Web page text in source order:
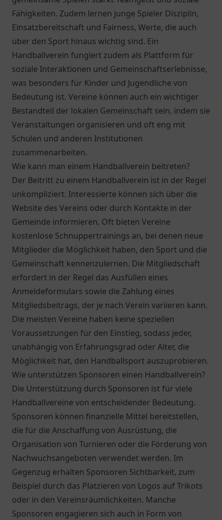
Fähigkeiten. Zudem lernen junge Spieler Disziplin,
Einsatzbereitschaft und Fairness, Werte, die auch
über den Sport hinaus wichtig sind. Ein
Handballverein fungiert zudem als Plattform für
soziale Interaktionen und Gemeinschaftserlebnisse,
was besonders für Kinder und Jugendliche von
Bedeutung ist. Vereine können auch ein wichtiger
Bestandteil der lokalen Gemeinschaft sein, indem sie
Veranstaltungen organisieren und oft eng mit
Schulen und anderen Institutionen
zusammenarbeiten.
Wie kann man einem Handballverein beitreten?
Der Beitritt zu einem Handballverein ist in der Regel
unkompliziert. Interessierte können sich über die
Website des Vereins oder durch Kontakte in der
Gemeinde informieren. Oft bieten Vereine
kostenlose Schnuppertrainings an, bei denen neue
Mitglieder die Möglichkeit haben, den Sport und die
Gemeinschaft kennenzulernen. Die Mitgliedschaft
erfordert in der Regel das Ausfüllen eines
Anmeldeformulars sowie die Zahlung eines
Mitgliedsbeitrags, der je nach Verein variieren kann.
Die meisten Vereine haben keine speziellen
Voraussetzungen für den Einstieg, sodass jeder,
unabhängig von Erfahrungsgrad oder Alter, die
Möglichkeit hat, den Handballsport auszuprobieren.
Wie unterstützen Sponsoren einen Handballverein?
Die Unterstützung durch Sponsoren ist für viele
Handballvereine von entscheidender Bedeutung.
Sponsoren können finanzielle Mittel bereitstellen,
die für die Anschaffung von Ausrüstung, die
Organisation von Turnieren oder die Förderung von
Nachwuchsangeboten verwendet werden. Im
Gegenzug erhalten Sponsoren Sichtbarkeit, zum
Beispiel durch das Platzieren von Logos auf Trikots
oder in den Vereinsräumlichkeiten. Manche
Sponsoren engagieren sich auch in Form von